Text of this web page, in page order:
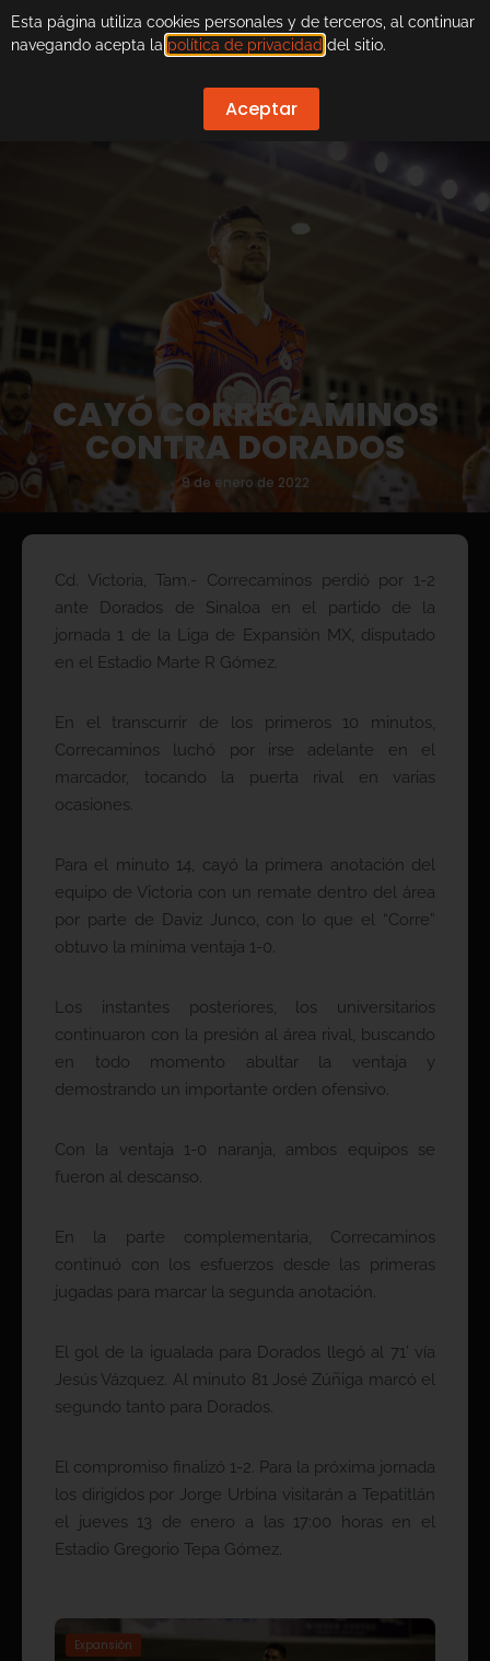
CAYÓ CORRECAMINOS
CONTRA DORADOS
9 de enero de 2022
Cd. Victoria, Tam.- Correcaminos perdió por 1-2
ante Dorados de Sinaloa en el partido de la
jornada 1 de la Liga de Expansión MX, disputado
en el Estadio Marte R Gómez.
En el transcurrir de los primeros 10 minutos,
Correcaminos luchó por irse adelante en el
marcador, tocando la puerta rival en varias
ocasiones.
Para el minuto 14, cayó la primera anotación del
equipo de Victoria con un remate dentro del área
por parte de Daviz Junco, con lo que el “Corre”
obtuvo la mínima ventaja 1-0.
Los instantes posteriores, los universitarios
continuaron con la presión al área rival, buscando
en todo momento abultar la ventaja y
demostrando un importante orden ofensivo.
Con la ventaja 1-0 naranja, ambos equipos se
fueron al descanso.
En la parte complementaria, Correcaminos
continuó con los esfuerzos desde las primeras
jugadas para marcar la segunda anotación.
El gol de la igualada para Dorados llegó al 71’ vía
Jesús Vázquez. Al minuto 81 José Zúñiga marcó el
segundo tanto para Dorados.
El compromiso finalizó 1-2. Para la próxima jornada
los dirigidos por Jorge Urbina visitarán a Tepatitlán
el jueves 13 de enero a las 17:00 horas en el
Estadio Gregorio Tepa Gómez.
Expansión
Esta página utiliza cookies personales y de terceros, al continuar
navegando acepta la política de privacidad del sitio.
Aceptar